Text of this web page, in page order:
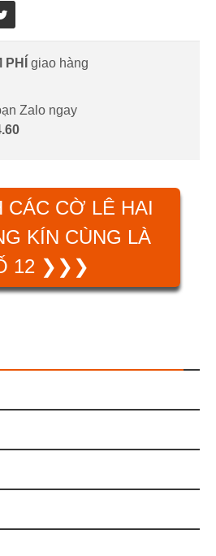
giao hàng
Zalo ngay
CÁC CỜ LÊ HAI
KÍN CÙNG LÀ
12 ❯❯❯